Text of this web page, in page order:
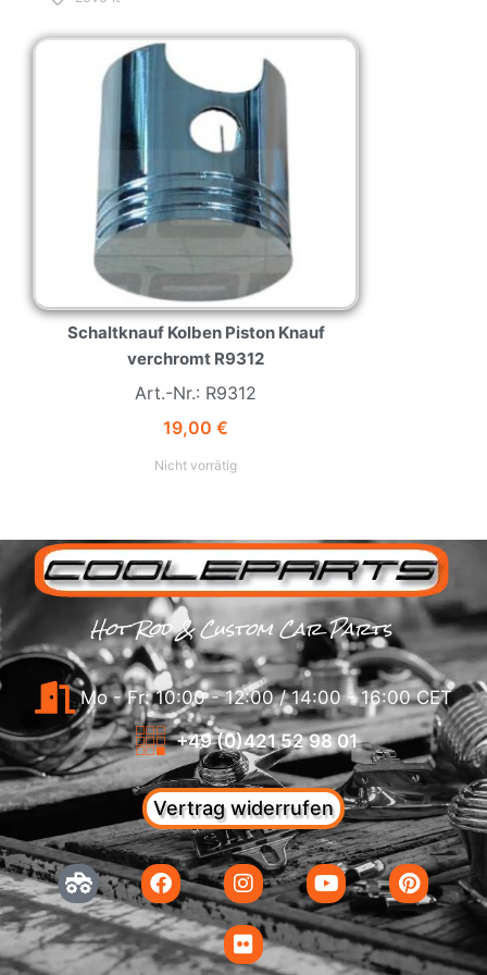
Schaltknauf Kolben Piston Knauf
verchromt R9312
Art.-Nr.: R9312
19,00 €
Nicht vorrätig
Hot Rod & Custom Car Parts
Mo - Fr: 10:00 - 12:00 / 14:00 - 16:00 CET
+49 (0)421 52 98 01
Vertrag widerrufen